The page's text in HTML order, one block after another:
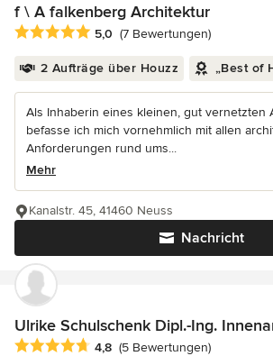
f \ A falkenberg Architektur
Durchschnittliche Bewertung: 5 von 5
5,0 (7 Bewertungen)
2 Aufträge über Houzz „Best of
Als Inhaberin eines kleinen, gut vernetzten
befasse ich mich vornehmlich mit allen
Anforderungen rund ums...
Mehr
Nachricht
Kanalstr. 45, 41460 Neuss
Ulrike Schulschenk Dipl.-Ing.
Durchschnittliche Bewertung: 4.8 von 5
4,8 (5 Bewertungen)